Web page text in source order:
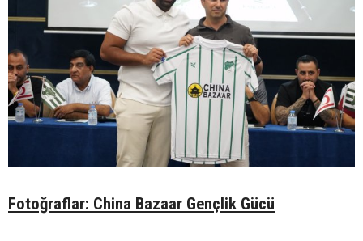
Fotoğraflar: China Bazaar Gençlik Gücü